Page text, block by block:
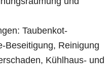
Taubenkot-
Beseitigung, Reinigung
Kühlhaus- und